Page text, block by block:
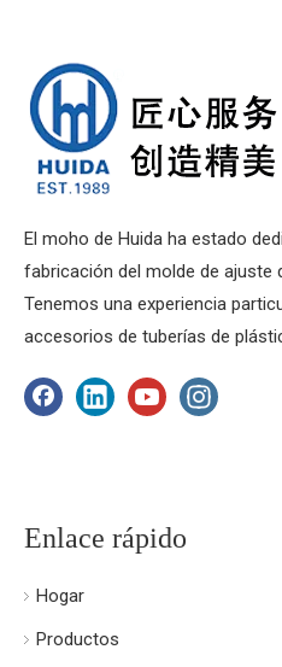
El moho de Huida ha estado
fabricación del molde de ajuste
Tenemos una experiencia
accesorios de tuberías de
Enlace rápido
Hogar
Productos